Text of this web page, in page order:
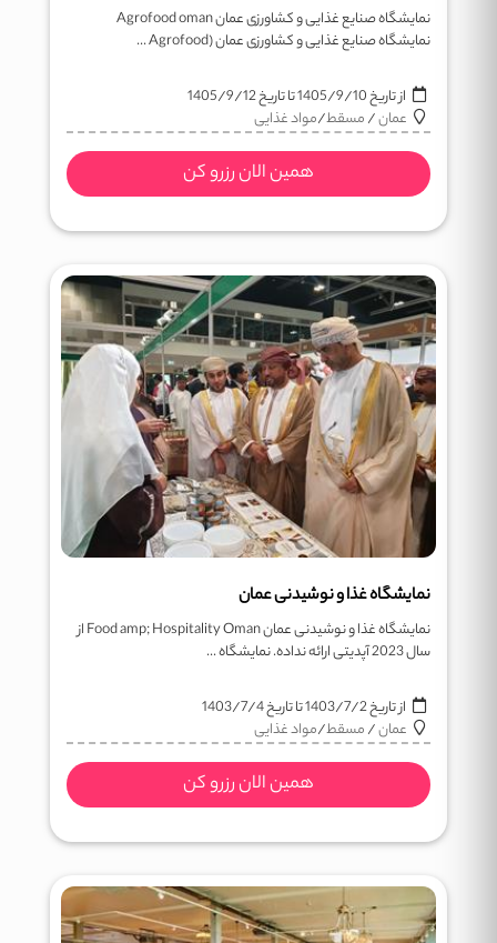
نمایشگاه صنایع غذایی و کشاورزی عمان Agrofood oman
نمایشگاه صنایع غذایی و کشاورزی عمان (Agrofood ...
از تاریخ1405/9/10تا تاریخ1405/9/12
عمان/مسقط/مواد غذایی
همین الان رزرو کن
نمایشگاه غذا و نوشیدنی عمان
نمایشگاه غذا و نوشیدنی عمان Food amp; Hospitality Oman از
سال 2023 آپدیتی ارائه نداده. نمایشگاه ...
از تاریخ1403/7/2تا تاریخ1403/7/4
عمان/مسقط/مواد غذایی
همین الان رزرو کن